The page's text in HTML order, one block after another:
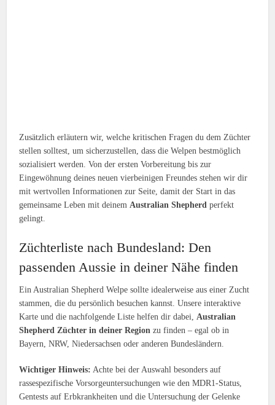
Zusätzlich erläutern wir, welche kritischen Fragen du dem Züchter
stellen solltest, um sicherzustellen, dass die Welpen bestmöglich
sozialisiert werden. Von der ersten Vorbereitung bis zur
Eingewöhnung deines neuen vierbeinigen Freundes stehen wir dir
mit wertvollen Informationen zur Seite, damit der Start in das
gemeinsame Leben mit deinemAustralian Shepherd perfekt
gelingt.
Züchterliste nach Bundesland: Den
passenden Aussie in deiner Nähe finden
Ein Australian Shepherd Welpe sollte idealerweise aus einer Zucht
stammen, die du persönlich besuchen kannst. Unsere interaktive
Karte und die nachfolgende Liste helfen dir dabei,Australian
Shepherd Züchter in deiner Region zu finden – egal ob in
Bayern, NRW, Niedersachsen oder anderen Bundesländern.
Wichtiger Hinweis: Achte bei der Auswahl besonders auf
rassespezifische Vorsorgeuntersuchungen wie den MDR1-Status,
Gentests auf Erbkrankheiten und die Untersuchung der Gelenke